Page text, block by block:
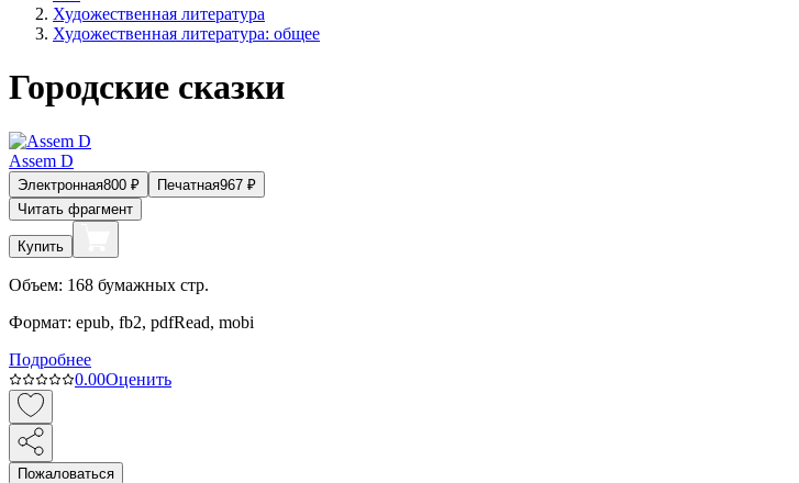
Художественная литература
Художественная литература: общее
Городские сказки
Assem D
Электронная800 ₽ Печатная967 ₽
Читать фрагмент
Купить
Объем: 168 бумажных стр.
Формат: epub, fb2, pdfRead, mobi
Подробнее
0.00Оценить
Пожаловаться